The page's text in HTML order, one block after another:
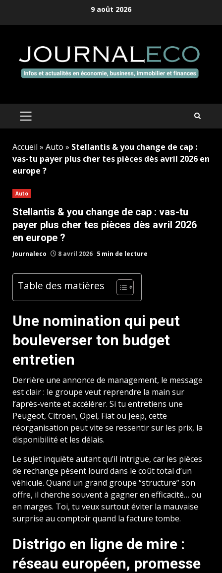
9 août 2026
MENU
PRINCIPAL
Accueil » Auto » Stellantis & you change de cap :
vas-tu payer plus cher tes pièces dès avril 2026 en
europe ?
Auto
Stellantis & you change de cap : vas-tu
payer plus cher tes pièces dès avril 2026
en europe ?
Journaleco 8 avril 2026 5 min de lecture
Table des matières
Une nomination qui peut
bouleverser ton budget
entretien
Derrière une annonce de management, le message
est clair : le groupe veut reprendre la main sur
l’après-vente et accélérer. Si tu entretiens une
Peugeot, Citroën, Opel, Fiat ou Jeep, cette
réorganisation peut vite se ressentir sur les prix, la
disponibilité et les délais.
Le sujet inquiète autant qu’il intrigue, car les pièces
de rechange pèsent lourd dans le coût total d’un
véhicule. Quand un grand groupe “structure” son
offre, il cherche souvent à gagner en efficacité… ou
en marges. Toi, tu veux surtout éviter la mauvaise
surprise au comptoir quand la facture tombe.
Distrigo en ligne de mire :
réseau européen, promesse